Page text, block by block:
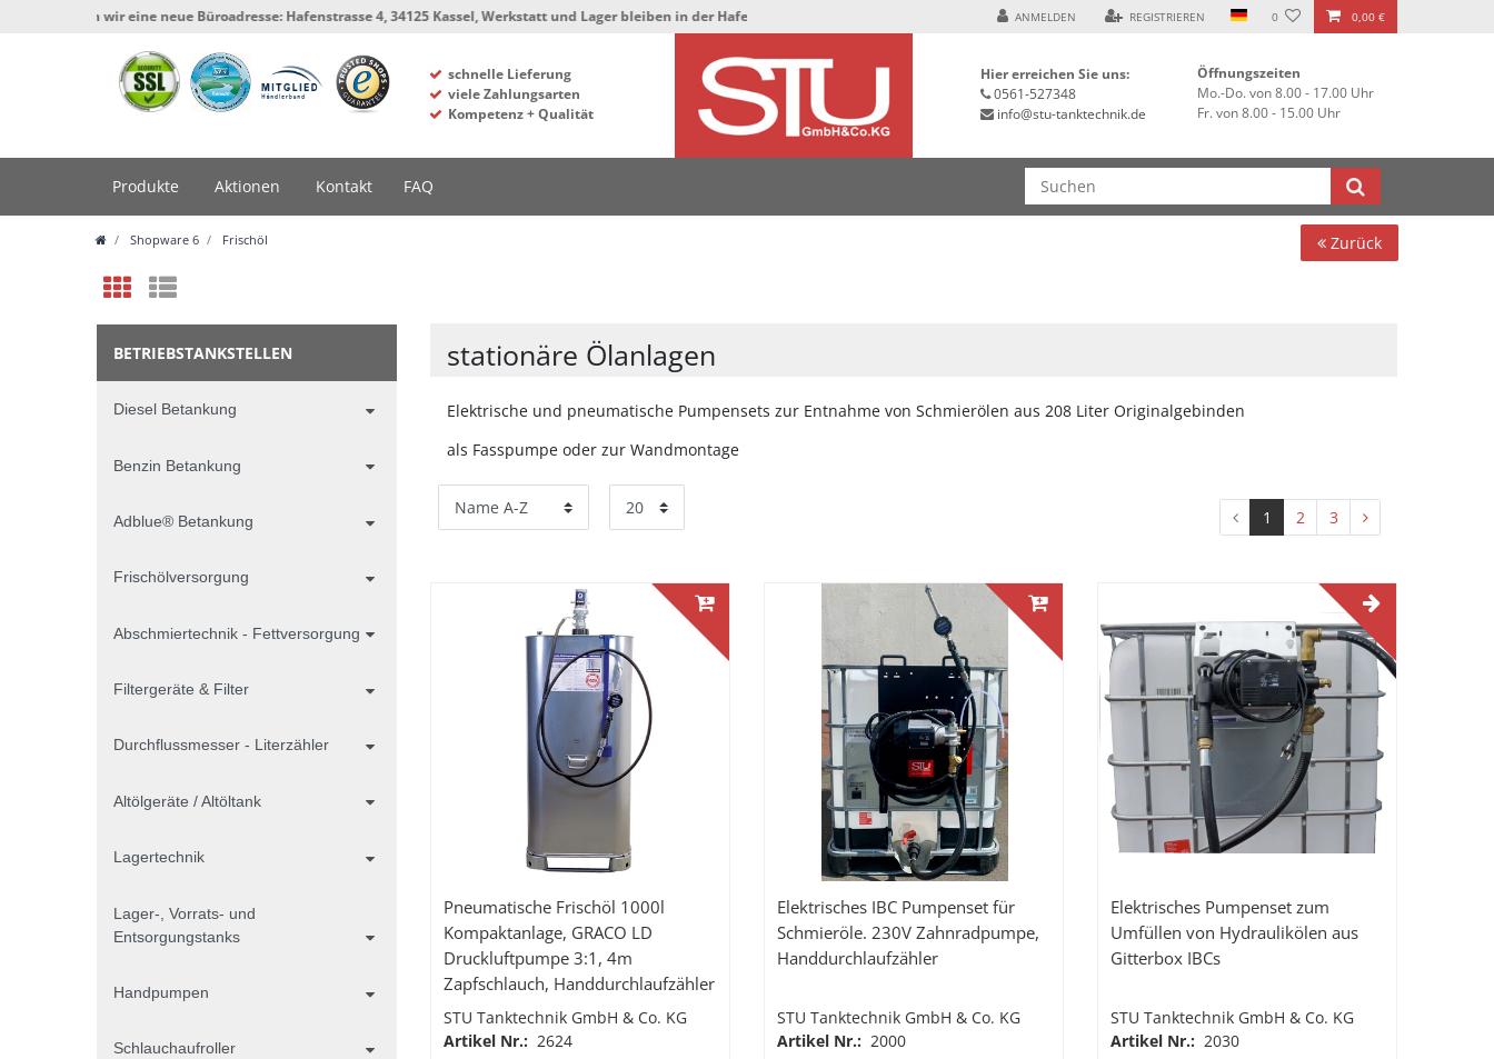
neue Büroadresse: Hafenstrasse 4, 34125 Kassel, Werkstatt und Lager bleiben in der Hafenstrasse 76, 34125 Kassel *** ANMELDEN REGISTRIEREN 0 0,00 €
schnelle Lieferung
viele Zahlungsarten
Kompetenz + Qualität
Hier erreichen Sie uns:
0561-527348
info@stu-tanktechnik.de
Öffnungszeiten
Mo.-Do. von 8.00 - 17.00 Uhr
Fr. von 8.00 - 15.00 Uhr
Produkte Aktionen Kontakt FAQ
Shopware 6 Frischöl Zurück
BETRIEBSTANKSTELLEN
Diesel Betankung
Benzin Betankung
Adblue® Betankung
Frischölversorgung
Abschmiertechnik - Fettversorgung
Filtergeräte & Filter
Durchflussmesser - Literzähler
Altölgeräte / Altöltank
Lagertechnik
Lager-, Vorrats- und
Entsorgungstanks
Handpumpen
Schlauchaufroller
stationäre Ölanlagen
Elektrische und pneumatische Pumpensets zur Entnahme von Schmierölen aus 208 Liter Originalgebinden
als Fasspumpe oder zur Wandmontage
1 2 3
Pneumatische Frischöl 1000l
Kompaktanlage, GRACO LD
Druckluftpumpe 3:1, 4m
Zapfschlauch, Handdurchlaufzähler
mit starrem Auslauf, Tropfbecher.
Ölanlage Abfüllanlage
STU Tanktechnik GmbH & Co. KG
Artikel Nr.: 2624
Elektrisches IBC Pumpenset für
Schmieröle. 230V Zahnradpumpe,
Handdurchlaufzähler
STU Tanktechnik GmbH & Co. KG
Artikel Nr.: 2000
Elektrisches Pumpenset zum
Umfüllen von Hydraulikölen aus
Gitterbox IBCs
STU Tanktechnik GmbH & Co. KG
Artikel Nr.: 2030